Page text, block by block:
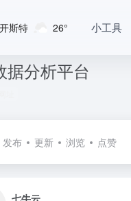
斯特 26° 小工具
据分析平台
发布 更新 浏览 点赞